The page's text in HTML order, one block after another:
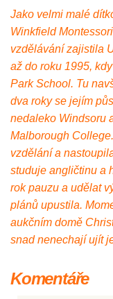
Jako velmi malé
Winkfield
vzdělávání zajistila
až do roku 1995,
Park School. Tu
dva roky se jejím
nedaleko Windsoru
Malborough
vzdělání a
studuje angličtinu a
rok pauzu a udělat
plánů upustila.
aukčním domě
snad nenechají ujít
Komentáře